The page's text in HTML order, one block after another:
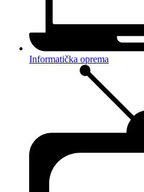
Informatička oprema